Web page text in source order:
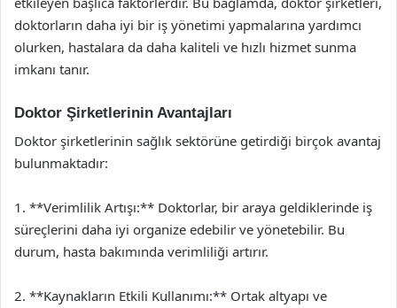
doktorların daha iyi bir iş yönetimi yapmalarına yardımcı
olurken, hastalara da daha kaliteli ve hızlı hizmet sunma
imkanı tanır.
Doktor Şirketlerinin Avantajları
Doktor şirketlerinin sağlık sektörüne getirdiği birçok avantaj
bulunmaktadır:
1. **Verimlilik Artışı:** Doktorlar, bir araya geldiklerinde iş
süreçlerini daha iyi organize edebilir ve yönetebilir. Bu
durum, hasta bakımında verimliliği artırır.
2. **Kaynakların Etkili Kullanımı:** Ortak altyapı ve